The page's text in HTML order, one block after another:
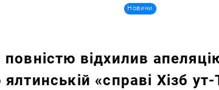
Новини
відхилив
«справі Хізб ут-